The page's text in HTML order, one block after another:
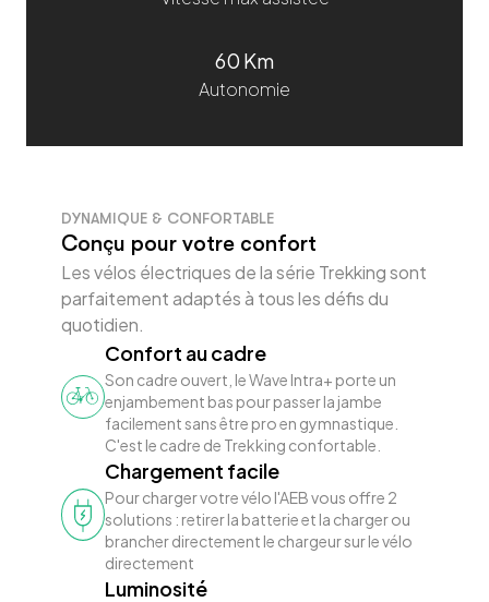
60 Km
Autonomie
DYNAMIQUE & CONFORTABLE
Conçu pour votre confort
Les vélos électriques de la série Trekking sont
parfaitement adaptés à tous les défis du
quotidien.
Confort au cadre
Son cadre ouvert, le Wave Intra+ porte un
enjambement bas pour passer la jambe
facilement sans être pro en gymnastique.
C'est le cadre de Trekking confortable.
Chargement facile
Pour charger votre vélo l'AEB vous offre 2
solutions : retirer la batterie et la charger ou
brancher directement le chargeur sur le vélo
directement
Luminosité